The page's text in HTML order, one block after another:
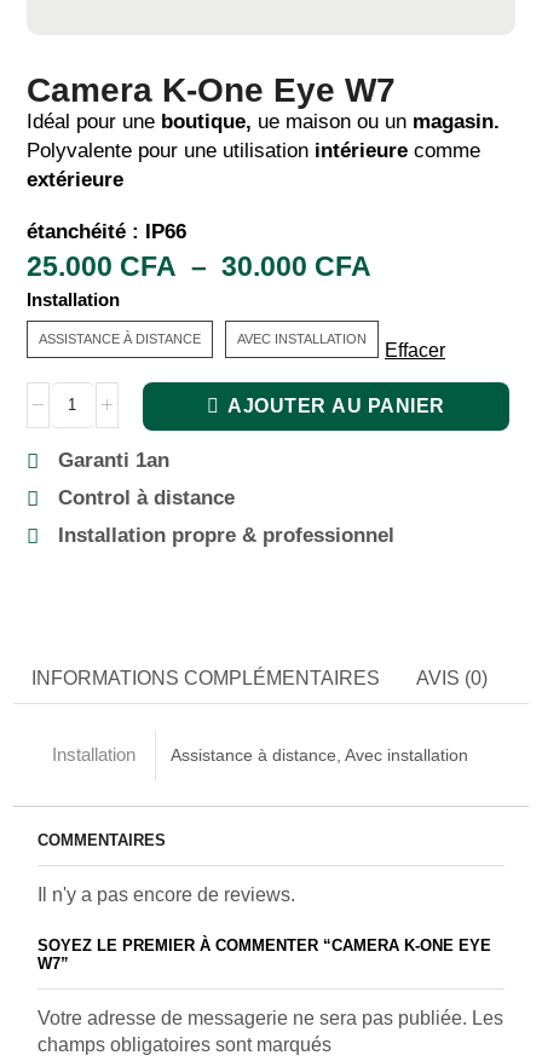
Camera K-One Eye W7
Idéal pour une boutique, ue maison ou un magasin.
Polyvalente pour une utilisation intérieure comme
extérieure
étanchéité : IP66
25.000 CFA – 30.000 CFA
Installation
ASSISTANCE À DISTANCE AVEC INSTALLATION
Effacer
AJOUTER AU PANIER
Garanti 1an
Control à distance
Installation propre & professionnel
INFORMATIONS COMPLÉMENTAIRES AVIS (0)
Installation Assistance à distance, Avec installation
COMMENTAIRES
Il n'y a pas encore de reviews.
SOYEZ LE PREMIER À COMMENTER “CAMERA K-ONE EYE
W7”
Votre adresse de messagerie ne sera pas publiée. Les
champs obligatoires sont marqués